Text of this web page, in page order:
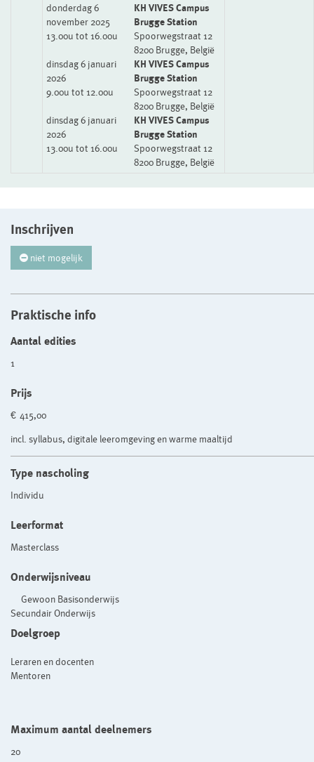
donderdag 6
november 2025
13.00u tot 16.00u
KH VIVES Campus
Brugge Station
Spoorwegstraat 12
8200 Brugge, België
dinsdag 6 januari
2026
9.00u tot 12.00u
KH VIVES Campus
Brugge Station
Spoorwegstraat 12
8200 Brugge, België
dinsdag 6 januari
2026
13.00u tot 16.00u
KH VIVES Campus
Brugge Station
Spoorwegstraat 12
8200 Brugge, België
Inschrijven
niet mogelijk
Praktische info
Aantal edities
1
Prijs
€ 415,00
incl. syllabus, digitale leeromgeving en warme maaltijd
Type nascholing
Individu
Leerformat
Masterclass
Onderwijsniveau
Gewoon Basisonderwijs
Secundair Onderwijs
Doelgroep
Leraren en docenten
Mentoren
Maximum aantal deelnemers
20